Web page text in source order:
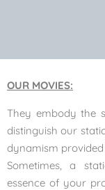
OUR MOVIES:
They embody the
distinguish our
dynamism
Sometimes, a
essence of your